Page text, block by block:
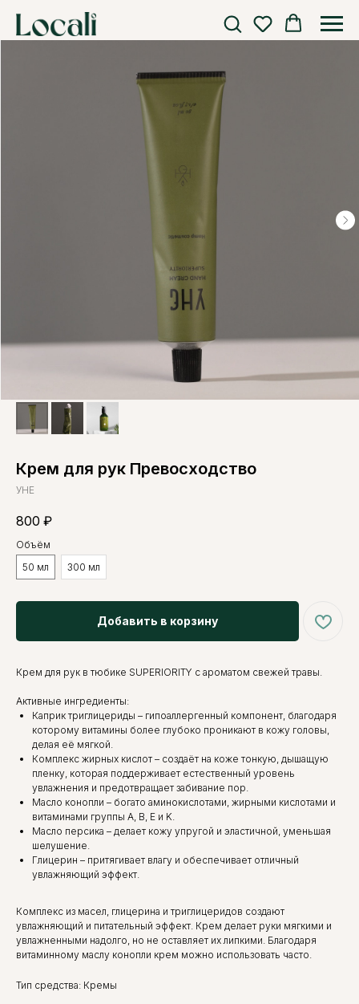
Крем для рук Превосходство
УНЕ
800 ₽
Объём
50 мл
300 мл
Добавить в корзину
Крем для рук в тюбике SUPERIORITY с ароматом свежей травы.
Активные ингредиенты:
Каприк триглицериды – гипоаллергенный компонент, благодаря
которому витамины более глубоко проникают в кожу головы,
делая её мягкой.
Комплекс жирных кислот – создаёт на коже тонкую, дышащую
пленку, которая поддерживает естественный уровень
увлажнения и предотвращает забивание пор.
Масло конопли – богато аминокислотами, жирными кислотами и
витаминами группы A, B, E и K.
Масло персика – делает кожу упругой и эластичной, уменьшая
шелушение.
Глицерин – притягивает влагу и обеспечивает отличный
увлажняющий эффект.
Комплекс из масел, глицерина и триглицеридов создают
увлажняющий и питательный эффект. Крем делает руки мягкими и
увлажненными надолго, но не оставляет их липкими. Благодаря
витаминному маслу конопли крем можно использовать часто.
Тип средства: Кремы